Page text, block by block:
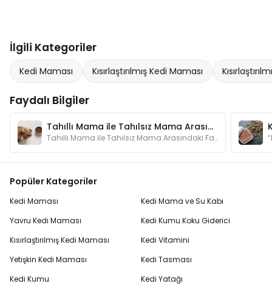
İlgili Kategoriler
Kedi Maması Kısırlaştırılmış Kedi Maması
Faydalı Bilgiler
Tahıllı Mama ile Tahılsız Mama Arasındaki Fark Nedir?
Tahıllı Mama ile Tahılsız Mama Arasındaki Fark Nedir?
Popüler Kategoriler
Kedi Maması
Yavru Kedi Maması
Kısırlaştırılmış Kedi Maması
Yetişkin Kedi Maması
Kedi Kumu
Kedi Mama ve Su Kabı
Kedi Kumu Koku Giderici
Kedi Vitamini
Kedi Tasması
Kedi Yatağı